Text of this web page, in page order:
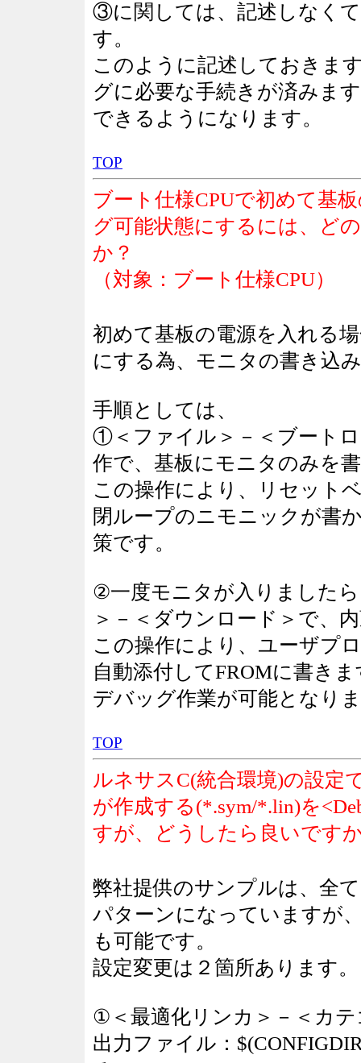
③に関しては、記述しなく
す。
このように記述しておきま
グに必要な手続きが済みま
できるようになります。
TOP
ブート仕様CPUで初めて基
グ可能状態にするには、ど
か？
（対象：ブート仕様CPU）
初めて基板の電源を入れる
にする為、モニタの書き込
手順としては、
①＜ファイル＞－＜ブート
作で、基板にモニタのみを
この操作により、リセット
閉ループのニモニックが書
策です。
②一度モニタが入りました
＞－＜ダウンロード＞で、
この操作により、ユーザプ
自動添付してFROMに書き
デバッグ作業が可能となり
TOP
ルネサスC(統合環境)の設定
が作成する(*.sym/*.lin)を
すが、どうしたら良いです
弊社提供のサンプルは、全
パターンになっていますが
も可能です。
設定変更は２箇所あります。
①＜最適化リンカ＞－＜カ
出力ファイル：